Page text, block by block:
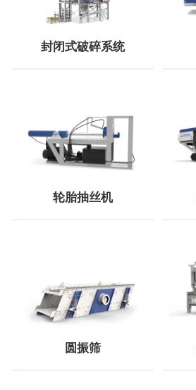
封闭式破碎系统
轮胎抽丝机
圆振筛